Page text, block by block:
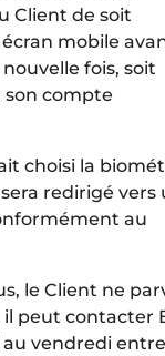
Client de soit
mobile
fois, soit
compte
choisi la
redirigé vers
au
le Client ne
il peut contacter
vendredi entre